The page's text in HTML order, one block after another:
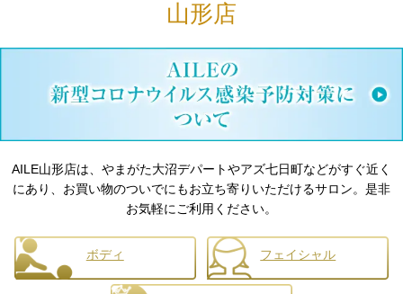
山形店
AILE山形店は、やまがた大沼デパートやアズ七日町などがすぐ近く
にあり、お買い物のついでにもお立ち寄りいただけるサロン。是非
お気軽にご利用ください。
ボディ フェイシャル